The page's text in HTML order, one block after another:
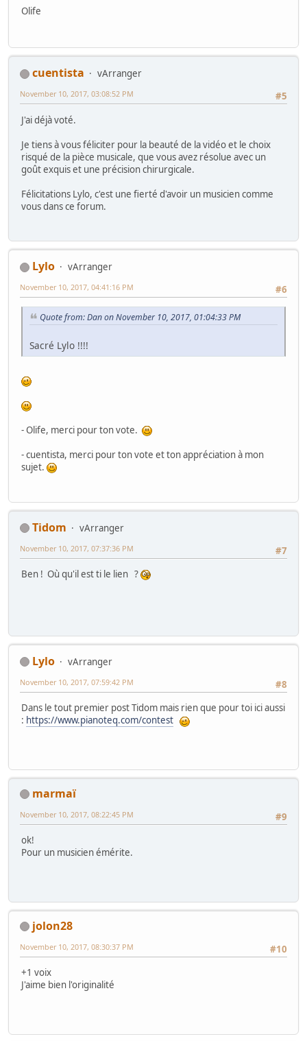
Olife
cuentista
vArranger
#5
November 10, 2017, 03:08:52 PM
J'ai déjà voté.
Je tiens à vous féliciter pour la beauté de la vidéo et le choix
risqué de la pièce musicale, que vous avez résolue avec un
goût exquis et une précision chirurgicale.
Félicitations Lylo, c'est une fierté d'avoir un musicien comme
vous dans ce forum.
Lylo
vArranger
#6
November 10, 2017, 04:41:16 PM
Quote from: Dan on November 10, 2017, 01:04:33 PM
Sacré Lylo !!!!
- Olife, merci pour ton vote.
- cuentista, merci pour ton vote et ton appréciation à mon
sujet.
Tidom
vArranger
#7
November 10, 2017, 07:37:36 PM
Ben ! Où qu'il est ti le lien ?
Lylo
vArranger
#8
November 10, 2017, 07:59:42 PM
Dans le tout premier post Tidom mais rien que pour toi ici aussi
: https://www.pianoteq.com/contest
marmaï
#9
November 10, 2017, 08:22:45 PM
ok!
Pour un musicien émérite.
jolon28
#10
November 10, 2017, 08:30:37 PM
+1 voix
J'aime bien l'originalité